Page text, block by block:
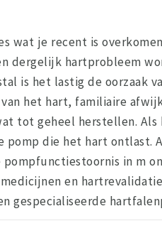
wat je recent is
dergelijk hartprobleem
is het lastig de oorzaak
het hart, familiaire
tot geheel herstellen.
die het hart
in m
en
gespecialiseerde